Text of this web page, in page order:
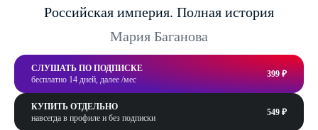
Российская империя. Полная история
Мария Баганова
СЛУШАТЬ ПО ПОДПИСКЕ
бесплатно 14 дней, далее /мес
399 ₽
КУПИТЬ ОТДЕЛЬНО
навсегда в профиле и без подписки
549 ₽